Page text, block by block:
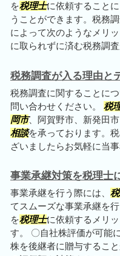
を税理士に依頼すること
うことができます。税務
によって次のようなメリ
に取られずに済む税務調
税務調査が入る理由と
税務調査に関することに
問い合わせください。 税
岡市、阿賀野市、新発田
相談を承っております。
ざいましたらお気軽に当
事業承継対策を税理士
事業承継を行う際には、
てスムーズな事業承継を
を税理士に依頼するメリ
す。 〇自社株評価が可能
株を後継者に贈与するこ